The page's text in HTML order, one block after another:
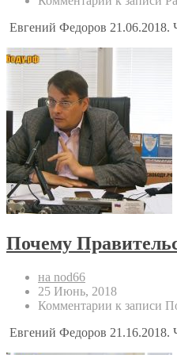
Евгений Федоров 21.06.2018.
Почему
на nod66
25 Июнь, 2018
Комментарии к записи
Евгений Федоров 21.16.2018.